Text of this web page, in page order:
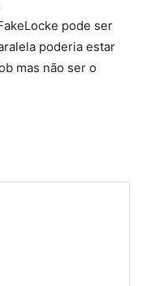
pode ser
poderia estar
mas não ser o